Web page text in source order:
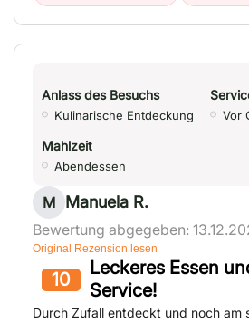
Anlass des Besuchs
Kulinarische Entdeckung Vor
Mahlzeit
Abendessen
M Manuela R.
Bewertung abgegeben:
Original Rezension lesen
10
Leckeres Essen
Service!
Durch Zufall entdeckt und noch am